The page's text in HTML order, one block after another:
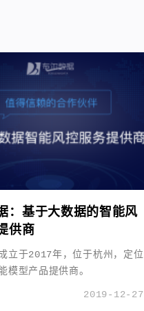
：基于大数据的智能风
供商
立于2017年，位于杭州，定位
模型产品提供商。
2019-12-27